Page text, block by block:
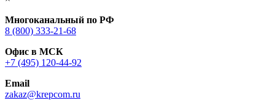
Многоканальный по РФ
8 (800) 333‑21-68
Офис в МСК
+7 (495) 120-44-92
Email
zakaz@krepcom.ru